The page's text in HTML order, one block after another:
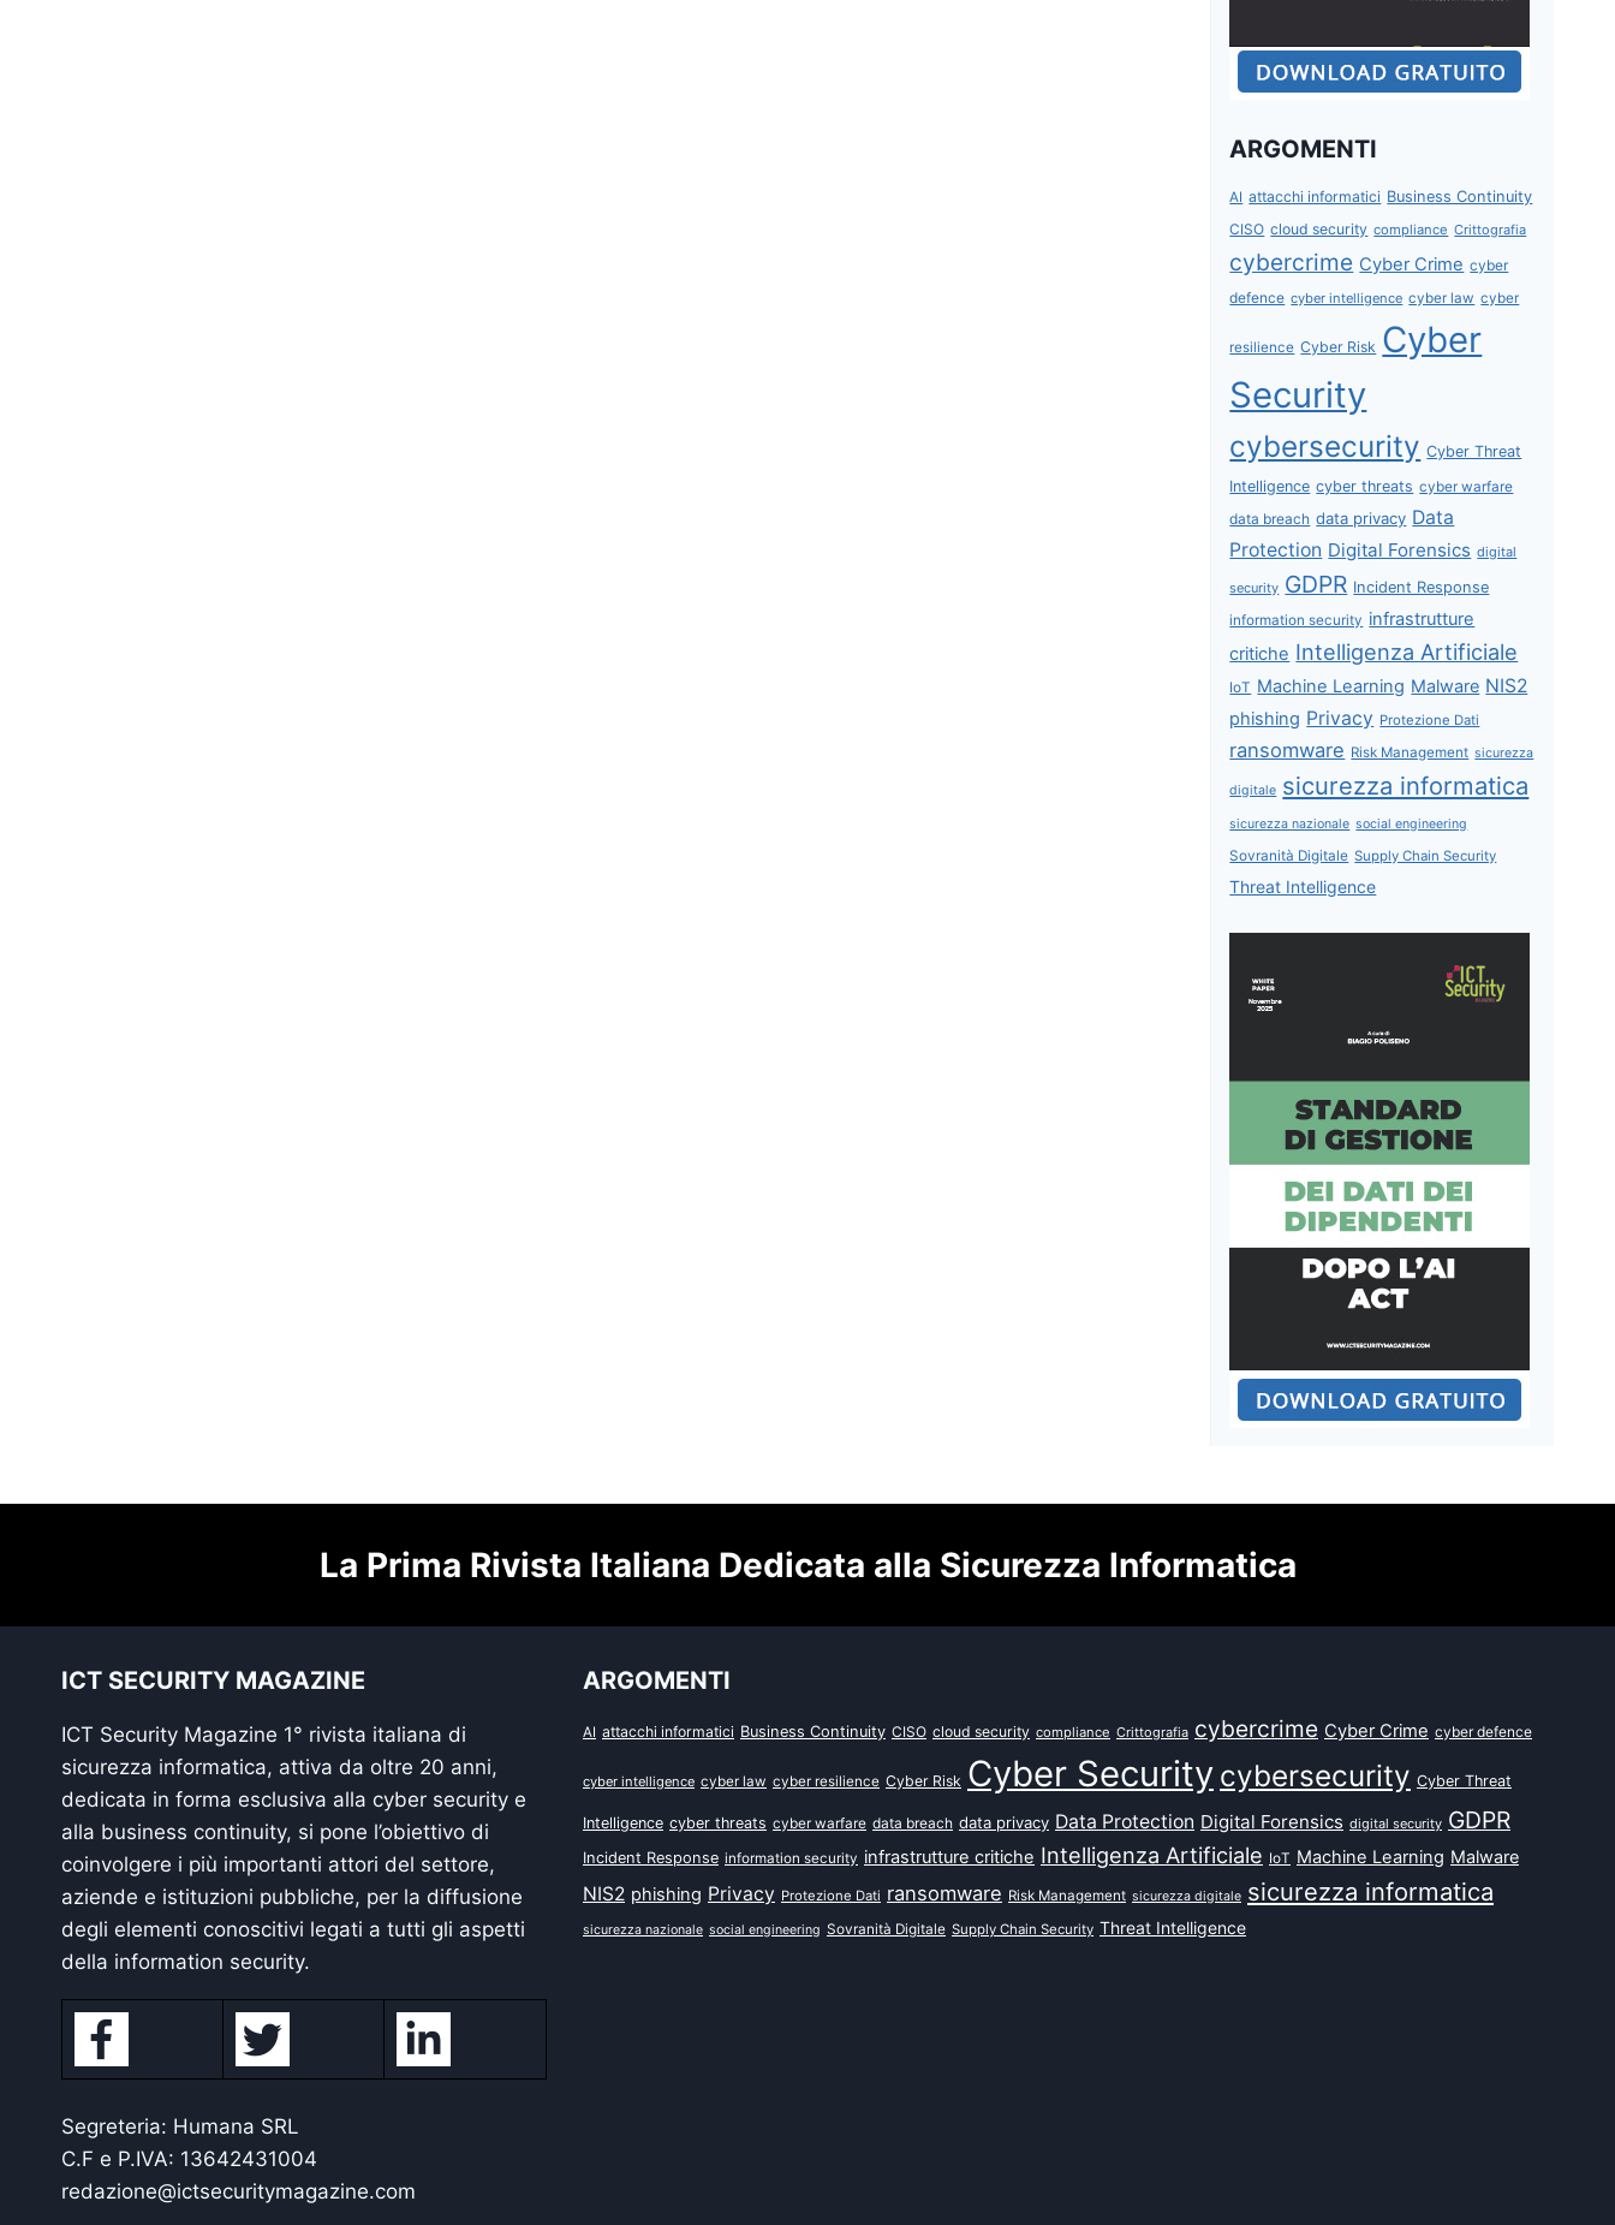
ARGOMENTI
AI attacchi informatici Business Continuity
CISO cloud security compliance Crittografia
cybercrime Cyber Crime cyber
defence cyber intelligence cyber law cyber
resilience Cyber Risk Cyber
Security
cybersecurity Cyber Threat
Intelligence cyber threats cyber warfare
data breach data privacy Data
Protection Digital Forensics digital
security GDPR Incident Response
information security infrastrutture
critiche Intelligenza Artificiale
IoT Machine Learning Malware NIS2
phishing Privacy Protezione Dati
ransomware Risk Management sicurezza
digitale sicurezza informatica
sicurezza nazionale social engineering
Sovranità Digitale Supply Chain Security
Threat Intelligence
La Prima Rivista Italiana Dedicata alla Sicurezza Informatica
ICT SECURITY MAGAZINE
ICT Security Magazine 1° rivista italiana di
sicurezza informatica, attiva da oltre 20 anni,
dedicata in forma esclusiva alla cyber security e
alla business continuity, si pone l’obiettivo di
coinvolgere i più importanti attori del settore,
aziende e istituzioni pubbliche, per la diffusione
degli elementi conoscitivi legati a tutti gli aspetti
della information security.
Segreteria: Humana SRL
C.F e P.IVA: 13642431004
redazione@ictsecuritymagazine.com
ARGOMENTI
AI attacchi informatici Business Continuity CISO cloud security compliance Crittografia cybercrime Cyber Crime cyber defence
cyber intelligence cyber law cyber resilience Cyber Risk Cyber Security cybersecurity Cyber Threat
Intelligence cyber threats cyber warfare data breach data privacy Data Protection Digital Forensics digital security GDPR
Incident Response information security infrastrutture critiche Intelligenza Artificiale IoT Machine Learning Malware
NIS2 phishing Privacy Protezione Dati ransomware Risk Management sicurezza digitale sicurezza informatica
sicurezza nazionale social engineering Sovranità Digitale Supply Chain Security Threat Intelligence